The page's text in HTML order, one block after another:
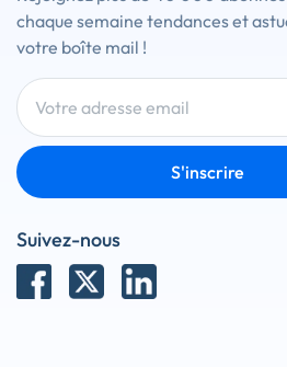
chaque semaine tendances et
votre boîte mail !
S'inscrire
Suivez-nous